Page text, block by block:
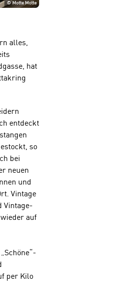
© Motte Motte
alles,
hat
entdeckt
so
bei
neuen
und
Vintage
Vintage-
auf
per Kilo